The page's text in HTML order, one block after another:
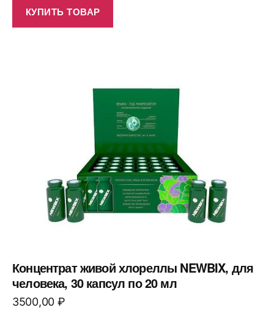
КУПИТЬ ТОВАР
Концентрат живой хлореллы NEWBIX, для
человека, 30 капсул по 20 мл
3500,00 ₽